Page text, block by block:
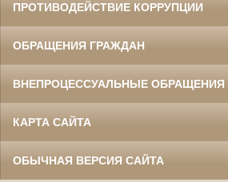
ПРОТИВОДЕЙСТВИЕ КОРРУПЦИИ
ОБРАЩЕНИЯ ГРАЖДАН
ВНЕПРОЦЕССУАЛЬНЫЕ ОБРАЩЕНИЯ
КАРТА САЙТА
ОБЫЧНАЯ ВЕРСИЯ САЙТА